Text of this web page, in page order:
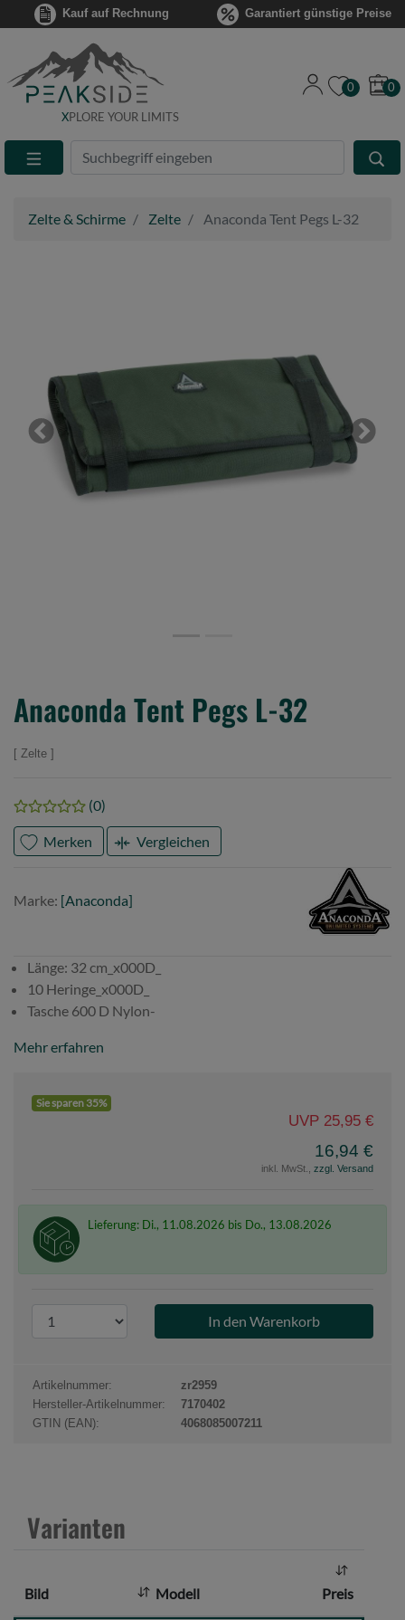
Kauf auf Rechnung Garantiert günstige Preise
XPLORE YOUR LIMITS
Suche
Eingabefeld
0 0
Zelte & Schirme Zelte Anaconda Tent Pegs L-32
Previous Next
Anaconda Tent Pegs L-32
Zelte
(0)
Merken Vergleichen
Marke: [Anaconda]
Länge: 32 cm_x000D_
10 Heringe_x000D_
Tasche 600 D Nylon-
Mehr erfahren
Sie sparen 35%
UVP 25,95 €
16,94 €
inkl. MwSt., zzgl. Versand
Lieferung: Di., 11.08.2026 bis Do., 13.08.2026
r
d
u
k
a
:
Artikelnummer:
zr2959
Hersteller-Artikelnummer:
7170402
GTIN (EAN):
4068085007211
Varianten
Bild Modell Preis